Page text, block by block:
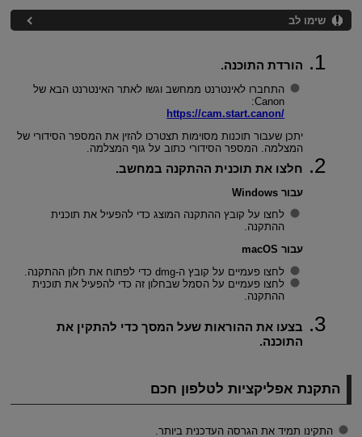
שימו לב
הורדת התוכנה.
התחברו לאינטרנט ממחשב וגשו לאתר האינטרנט הבא של
Canon:
https://cam.start.canon/
יתכן שעבור תוכנות מסוימות תצטרכו להזין את המספר הסידורי של
המצלמה. המספר הסידורי כתוב על גוף המצלמה.
חלצו את תוכנית ההתקנה במחשב.
עבור Windows
לחצו על קובץ ההתקנה המוצג כדי להפעיל את תוכנית
ההתקנה.
עבור macOS
לחצו פעמיים על קובץ ה-dmg כדי לפתוח את חלון ההתקנה.
לחצו פעמיים על הסמל שבחלון זה כדי להפעיל את תוכנית
ההתקנה.
בצעו את ההוראות שעל המסך כדי להתקין את
התוכנה.
התקנת אפליקציות לטלפון חכם
התקינו תמיד את הגרסה העדכנית ביותר.